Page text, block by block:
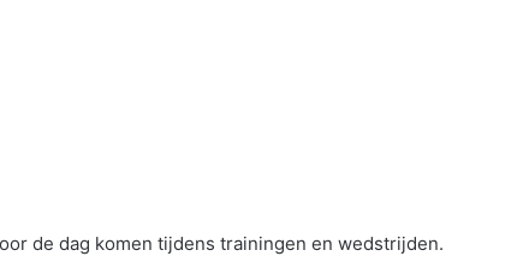
de dag komen tijdens trainingen en wedstrijden.